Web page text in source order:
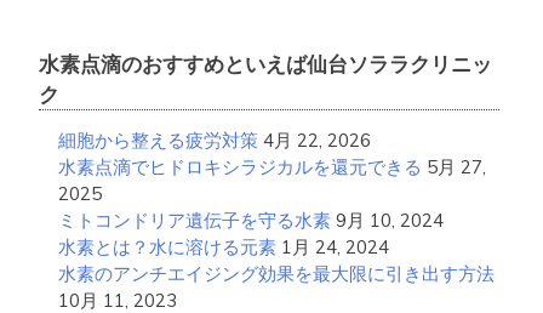
水素点滴のおすすめといえば仙台ソララクリニッ
ク
細胞から整える疲労対策 4月 22, 2026
水素点滴でヒドロキシラジカルを還元できる 5月 27,
2025
ミトコンドリア遺伝子を守る水素 9月 10, 2024
水素とは？水に溶ける元素 1月 24, 2024
水素のアンチエイジング効果を最大限に引き出す方法
10月 11, 2023